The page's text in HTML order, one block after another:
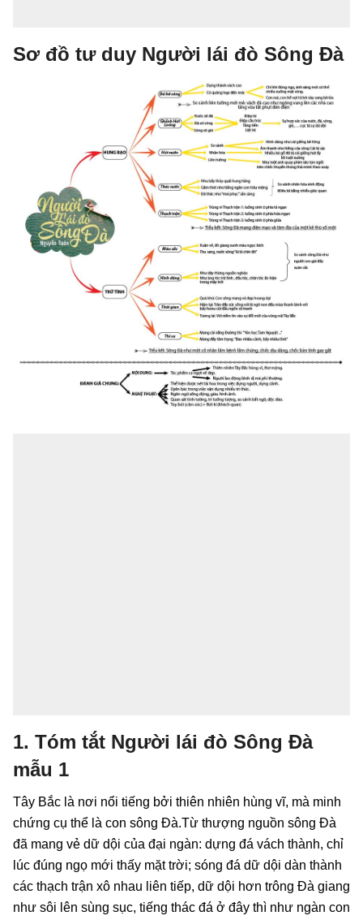
Sơ đồ tư duy Người lái đò Sông Đà
1. Tóm tắt Người lái đò Sông Đà
mẫu 1
Tây Bắc là nơi nổi tiếng bởi thiên nhiên hùng vĩ, mà minh
chứng cụ thể là con sông Đà.Từ thượng nguồn sông Đà
đã mang vẻ dữ dội của đại ngàn: dựng đá vách thành, chỉ
lúc đúng ngọ mới thấy mặt trời; sóng đá dữ dội dàn thành
các thạch trận xô nhau liên tiếp, dữ dội hơn trông Đà giang
như sôi lên sùng sục, tiếng thác đá ở đây thì như ngàn con